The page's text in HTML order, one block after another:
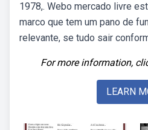
1978,. Webo mercado livre
marco que tem um pano de
relevante, se tudo sair
For more information,
LEARN